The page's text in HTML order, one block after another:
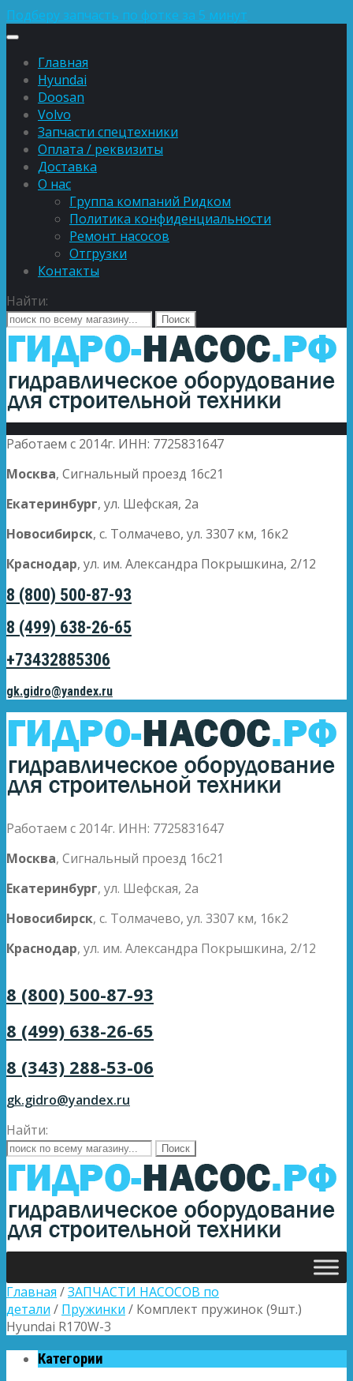
Подберу запчасть по фотке за 5 минут
Главная
Hyundai
Doosan
Volvo
Запчасти спецтехники
Оплата / реквизиты
Доставка
О нас
Группа компаний Ридком
Политика конфиденциальности
Ремонт насосов
Отгрузки
Контакты
Найти:
Работаем с 2014г. ИНН: 7725831647
Москва, Сигнальный проезд 16с21
Екатеринбург, ул. Шефская, 2а
Новосибирск, с. Толмачево, ул. 3307 км, 16к2
Краснодар, ул. им. Александра Покрышкина, 2/12
8 (800) 500-87-93
8 (499) 638-26-65
+73432885306
gk.gidro@yandex.ru
Работаем с 2014г. ИНН: 7725831647
Москва, Сигнальный проезд 16с21
Екатеринбург, ул. Шефская, 2а
Новосибирск, с. Толмачево, ул. 3307 км, 16к2
Краснодар, ул. им. Александра Покрышкина, 2/12
8 (800) 500-87-93
8 (499) 638-26-65
8 (343) 288-53-06
gk.gidro@yandex.ru
Найти:
Главная /ЗАПЧАСТИ НАСОСОВ по
детали / Пружинки / Комплект пружинок (9шт.)
Hyundai R170W-3
Категории